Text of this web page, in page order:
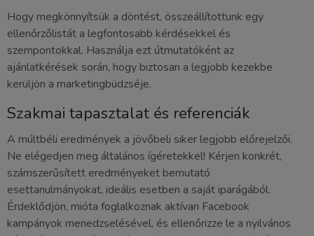
Hogy megkönnyítsük a döntést, összeállítottunk egy
ellenőrzőlistát a legfontosabb kérdésekkel és
szempontokkal. Használja ezt útmutatóként az
ajánlatkérések során, hogy biztosan a legjobb kezekbe
kerüljön a marketingbüdzséje.
Szakmai tapasztalat és referenciák
A múltbéli eredmények a jövőbeli siker legjobb előrejelzői.
Ne elégedjen meg általános ígéretekkel! Kérjen konkrét,
számszerűsített eredményeket bemutató
esettanulmányokat, ideális esetben a saját iparágából.
Érdeklődjön, mióta foglalkoznak aktívan Facebook
kampányok menedzselésével, és ellenőrizze le a nyilvános